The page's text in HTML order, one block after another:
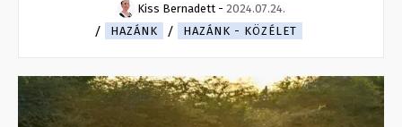
Kiss Bernadett - 2024.07.24.
HAZÁNK
HAZÁNK - KÖZÉLET